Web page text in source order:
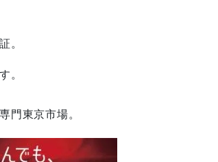
。
。
門東京市場。